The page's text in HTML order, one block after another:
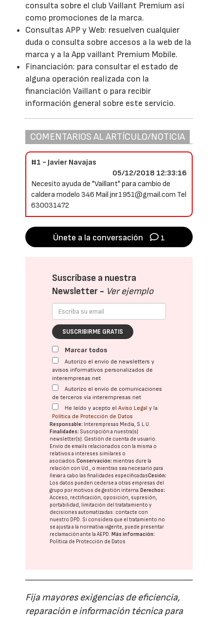
consulta sobre el club Vaillant Premium así
como promociones de la marca.
Consultas APP y Web: resuelven cualquier
duda o consulta sobre accesos a la web de la
marca y a la App vaillant Premium Mobile.
Financiación: para consultar el estado de
alguna operación realizada con la
financiación Vaillant o para recibir
información general sobre este servicio.
COMENTARIOS AL ARTÍCULO/NOTICIA
#1 - Javier Navajas
05/12/2018 12:33:16
Necesito ayuda de "Vaillant" para cambio de
caldera modelo 346 Mail jnr1951@gmail.com Tel
630031472
Únete a la conversación 1
Suscríbase a nuestra
Newsletter - Ver ejemplo
SUSCRIBIRME GRATIS
Marcar todos
Autorizo el envío de newsletters y
avisos informativos personalizados de
interempresas.net
Autorizo el envío de comunicaciones
de terceros vía interempresas.net
He leído y acepto elAviso Legal y la
Política de Protección de Datos
Responsable: Interempresas Media, S.L.U.
Finalidades: Suscripción a nuestra(s)
newsletter(s). Gestión de cuenta de usuario.
Envío de emails relacionados con la misma o
relativos a intereses similares o
asociados.Conservación: mientras dure la
relación con Ud., o mientras sea necesario para
llevar a cabo las finalidades especificadasCesión:
Los datos pueden cederse a otras empresas del
grupo por motivos de gestión interna. Derechos:
Acceso, rectificación, oposición, supresión,
portabilidad, limitación del tratatamiento y
decisiones automatizadas: contacte con
nuestro DPD. Si considera que el tratamiento no
se ajusta a la normativa vigente, puede presentar
reclamación ante laAEPD. Más información:
Política de Protección de Datos
Fija mayores exigencias de eficiencia,
reparación e información técnica para